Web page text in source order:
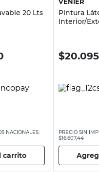
20 Lts
NACIONALES:
carrito
Pintura
Interior/
$
PRECIO SIN
$16.607,44